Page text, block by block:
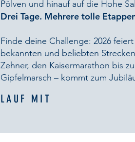
Pölven und hinauf auf die Hohe
Drei Tage. Mehrere tolle
Finde deine Challenge: 2026
bekannten und beliebten
Zehner, den Kaisermarathon bis
Gipfelmarsch – kommt zum
LAUF MIT